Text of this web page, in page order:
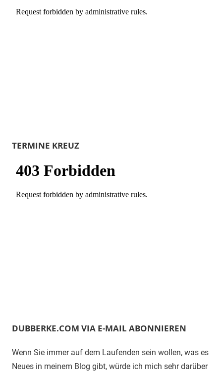
TERMINE KREUZ
DUBBERKE.COM VIA E-MAIL ABONNIEREN
Wenn Sie immer auf dem Laufenden sein wollen, was es
Neues in meinem Blog gibt, würde ich mich sehr darüber